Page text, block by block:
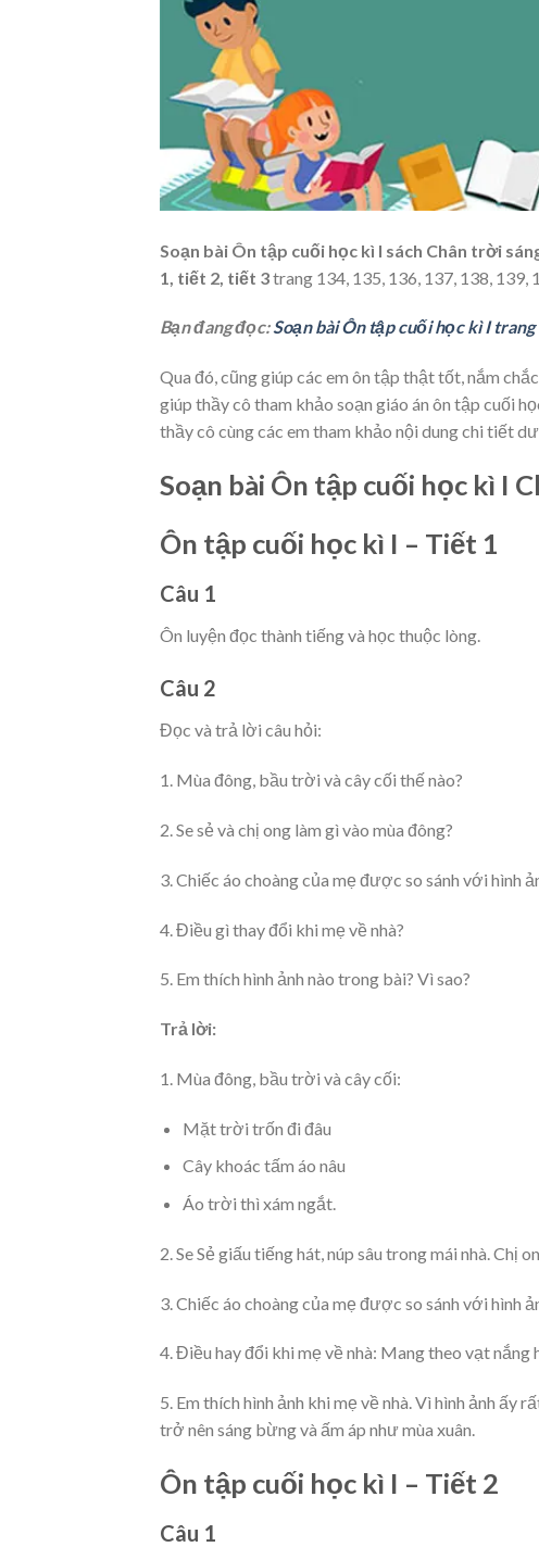
Soạn bài Ôn tập cuối học kì I sách Chân trời
1, tiết 2, tiết 3trang 134, 135, 136, 137, 138, 139,
Bạn đang đọc:Soạn bài Ôn tập cuối học kì I trang
Qua đó, cũng giúp các em ôn tập thật tốt, nắm
giúp thầy cô tham khảo soạn giáo án ôn tập cuối
thầy cô cùng các em tham khảo nội dung chi tiết
Soạn bài Ôn tập cuối học kì I
Ôn tập cuối học kì I – Tiết 1
Câu 1
Ôn luyện đọc thành tiếng và học thuộc lòng.
Câu 2
Đọc và trả lời câu hỏi:
1. Mùa đông, bầu trời và cây cối thế nào?
2. Se sẻ và chị ong làm gì vào mùa đông?
3. Chiếc áo choàng của mẹ được so sánh với hình
4. Điều gì thay đổi khi mẹ về nhà?
5. Em thích hình ảnh nào trong bài? Vì sao?
Trả lời:
1. Mùa đông, bầu trời và cây cối:
Mặt trời trốn đi đâu
Cây khoác tấm áo nâu
Áo trời thì xám ngắt.
2. Se Sẻ giấu tiếng hát, núp sâu trong mái nhà. Chị
3. Chiếc áo choàng của mẹ được so sánh với hình
4. Điều hay đổi khi mẹ về nhà: Mang theo vạt nắng
5. Em thích hình ảnh khi mẹ về nhà. Vì hình ảnh ấy
trở nên sáng bừng và ấm áp như mùa xuân.
Ôn tập cuối học kì I – Tiết 2
Câu 1